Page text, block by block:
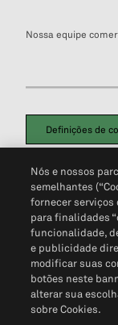
Nossa equipe
Definições de
Política de
Não Venda Minhas
Nós e nossos
semelhantes
fornecer serviços
para finalidades
funcionalidade,
e publicidade
modificar suas
botões neste
alterar sua
sobre Cookies.